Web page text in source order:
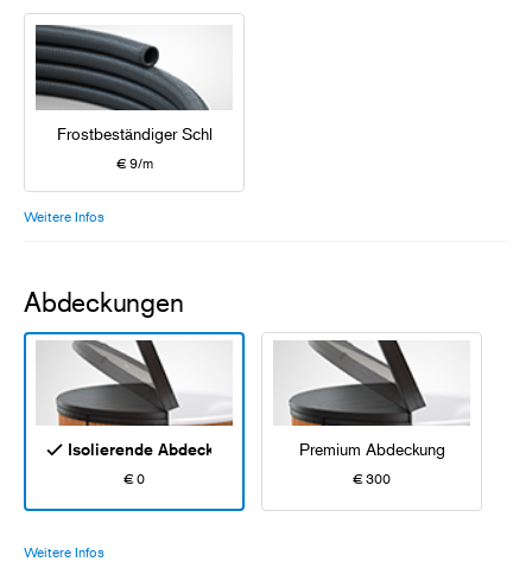
Frostbeständiger Schlauch
€ 9/m
Weitere Infos
Abdeckungen
Isolierende Abdeckung
€ 0
Premium Abdeckung
€ 300
Weitere Infos